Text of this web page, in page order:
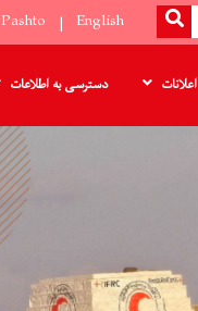
SEARCH
English
Pashto
اعلانات دسترسی به اطلاعات